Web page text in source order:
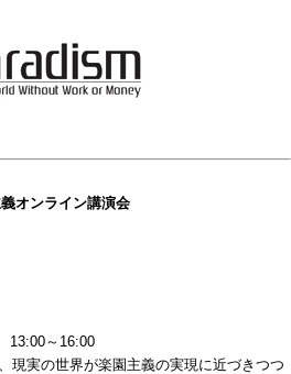
オンライン講演会
13:00～16:00
現実の世界が楽園主義の実現に近づきつつ